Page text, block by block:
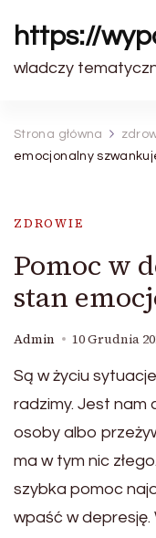
https://
wladczy
Strona główna
emocjonalny
ZDROWIE
Pomoc w
stan
Admin 10 Grudnia
Są w życiu
radzimy. Jest nam
osoby albo
ma w tym nic
szybka pomoc
wpaść w